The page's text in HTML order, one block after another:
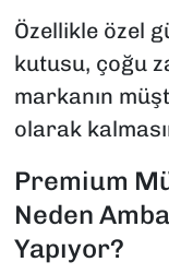
Özellikle özel
kutusu, çoğu
markanın
olarak
Premium
Neden
Yapıyor?